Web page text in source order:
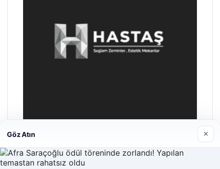
Hastaş Beton
26/05/2026
Göz Atın ×